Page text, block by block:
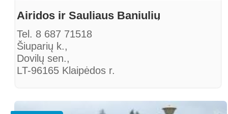
Airidos ir Sauliaus Baniulių
Tel. 8 687 71518
Šiuparių k.,
Dovilų sen.,
LT-96165 Klaipėdos r.